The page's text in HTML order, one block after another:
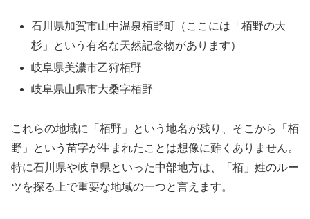
石川県加賀市山中温泉栢野町（ここには「栢野の大
杉」という有名な天然記念物があります）
岐阜県美濃市乙狩栢野
岐阜県山県市大桑字栢野
これらの地域に「栢野」という地名が残り、そこから「栢
野」という苗字が生まれたことは想像に難くありません。
特に石川県や岐阜県といった中部地方は、「栢」姓のルー
ツを探る上で重要な地域の一つと言えます。